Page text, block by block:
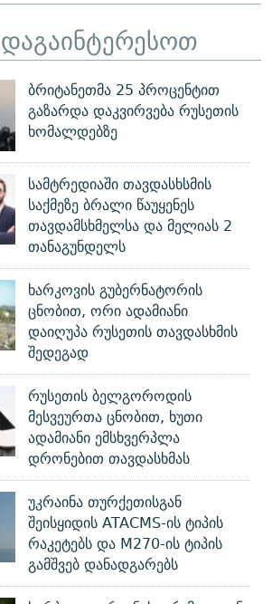
ბრიტანეთმა 25 პროცენტით
გაზარდა დაკვირვება რუსეთის
ხომალდებზე
სამტრედიაში თავდასხსმის
საქმეზე ბრალი წაუყენეს
თავდამსხმელსა და მელიას 2
თანაგუნდელს
ხარკოვის გუბერნატორის
ცნობით, ორი ადამიანი
დაიღუპა რუსეთის თავდასხმის
შედეგად
რუსეთის ბელგოროდის
მესვეურთა ცნობით, ხუთი
ადამიანი ემსხვერპლა
დრონებით თავდასხმას
უკრაინა თურქეთისგან
შეისყიდის ATACMS-ის ტიპის
რაკეტებს და M270-ის ტიპის
გამშვებ დანადგარებს